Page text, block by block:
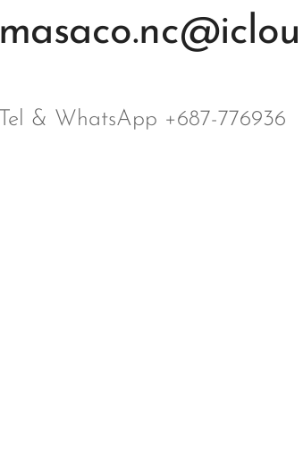
Tel & WhatsApp +687-776936